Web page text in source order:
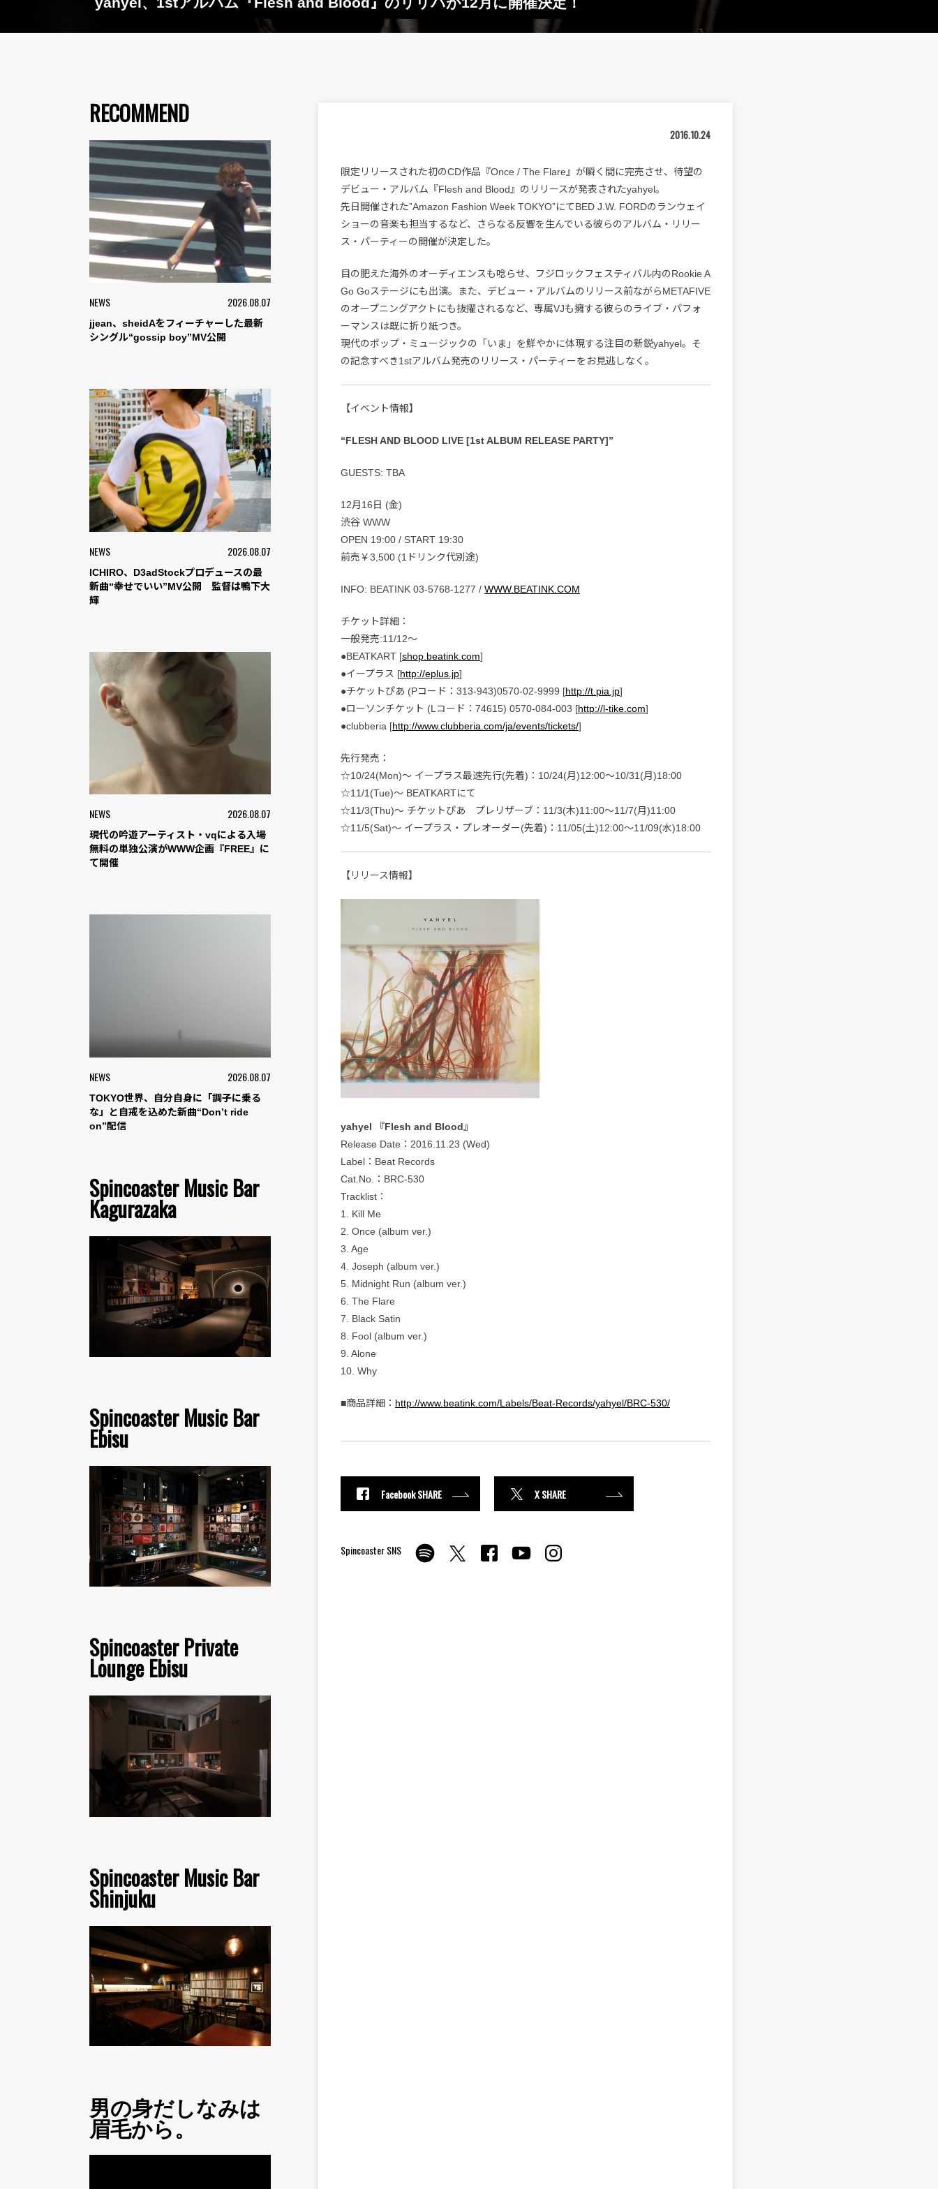
RECOMMEND
NEWS 2026.08.07
jjean、sheidAをフィーチャーした最新
シングル“gossip boy”MV公開
NEWS 2026.08.07
ICHIRO、D3adStockプロデュースの最
新曲“幸せでいい”MV公開 監督は鴨下大
輝
NEWS 2026.08.07
現代の吟遊アーティスト・vqによる入場
無料の単独公演がWWW企画『FREE』に
て開催
NEWS 2026.08.07
TOKYO世界、自分自身に「調子に乗る
な」と自戒を込めた新曲“Don’t ride
on”配信
Spincoaster Music Bar
Kagurazaka
Spincoaster Music Bar
Ebisu
Spincoaster Private
Lounge Ebisu
Spincoaster Music Bar
Shinjuku
男の身だしなみは
眉毛から。
2016.10.24
限定リリースされた初のCD作品『Once / The Flare』が瞬く間に完売させ、待望の
デビュー・アルバム『Flesh and Blood』のリリースが発表されたyahyel。
先日開催された”Amazon Fashion Week TOKYO”にてBED J.W. FORDのランウェイ
ショーの音楽も担当するなど、さらなる反響を生んでいる彼らのアルバム・リリー
ス・パーティーの開催が決定した。
目の肥えた海外のオーディエンスも唸らせ、フジロックフェスティバル内のRookie A
Go Goステージにも出演。また、デビュー・アルバムのリリース前ながらMETAFIVE
のオープニングアクトにも抜擢されるなど、専属VJも擁する彼らのライブ・パフォ
ーマンスは既に折り紙つき。
現代のポップ・ミュージックの「いま」を鮮やかに体現する注目の新鋭yahyel。そ
の記念すべき1stアルバム発売のリリース・パーティーをお見逃しなく。
【イベント情報】
“FLESH AND BLOOD LIVE [1st ALBUM RELEASE PARTY]”
GUESTS: TBA
12月16日 (金)
渋谷 WWW
OPEN 19:00 / START 19:30
前売￥3,500 (1ドリンク代別途)
INFO: BEATINK 03-5768-1277 / WWW.BEATINK.COM
チケット詳細：
一般発売:11/12～
●BEATKART [shop.beatink.com]
●イープラス [http://eplus.jp]
●チケットぴあ (Pコード：313-943)0570-02-9999 [http://t.pia.jp]
●ローソンチケット (Lコード：74615) 0570-084-003 [http://l-tike.com]
●clubberia [http://www.clubberia.com/ja/events/tickets/]
先行発売：
☆10/24(Mon)～ イープラス最速先行(先着)：10/24(月)12:00～10/31(月)18:00
☆11/1(Tue)～ BEATKARTにて
☆11/3(Thu)～ チケットぴあ プレリザーブ：11/3(木)11:00～11/7(月)11:00
☆11/5(Sat)～ イープラス・プレオーダー(先着)：11/05(土)12:00～11/09(水)18:00
【リリース情報】
yahyel 『Flesh and Blood』
Release Date：2016.11.23 (Wed)
Label：Beat Records
Cat.No.：BRC-530
Tracklist：
1. Kill Me
2. Once (album ver.)
3. Age
4. Joseph (album ver.)
5. Midnight Run (album ver.)
6. The Flare
7. Black Satin
8. Fool (album ver.)
9. Alone
10. Why
■商品詳細： http://www.beatink.com/Labels/Beat-Records/yahyel/BRC-530/
Facebook SHARE X SHARE
Spincoaster SNS